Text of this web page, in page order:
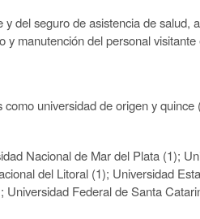
seguro de asistencia de salud,
manutención del personal
como universidad de origen y
Nacionalde Mar del Plata (1);
del Litoral (1); Universidad
Universidad Federal de Santa